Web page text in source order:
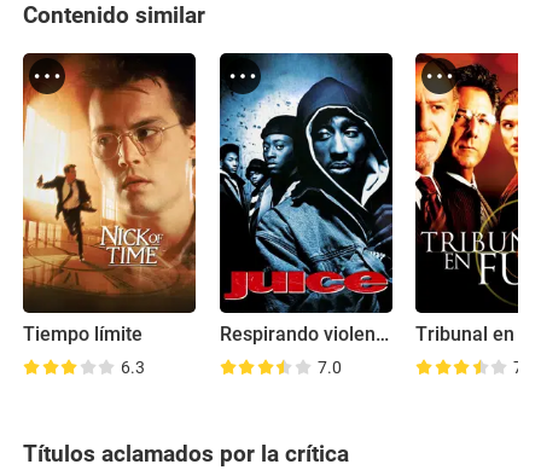
Contenido similar
Tiempo límite
6.3
Respirando violencia
7.0
Tribunal en
7.3
Títulos aclamados por la crítica